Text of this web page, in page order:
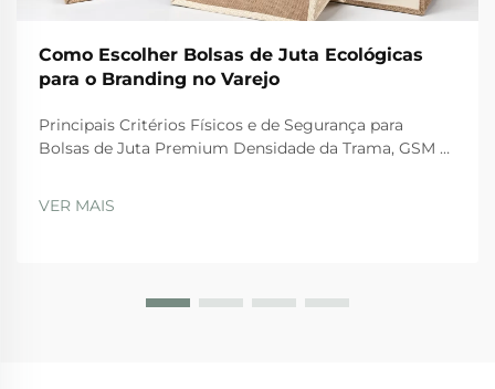
Como Escolher Bolsas de Juta Ecológicas
para o Branding no Varejo
Principais Critérios Físicos e de Segurança para
Bolsas de Juta Premium Densidade da Trama, GSM e
precisam ser atendidos para garantir durabilidade e
VER MAIS